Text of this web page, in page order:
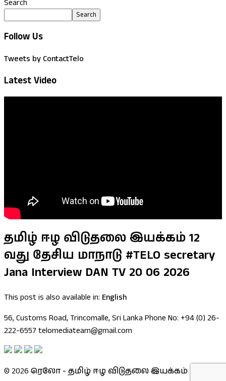
Search
Search
Follow Us
Tweets by ContactTelo
Latest Video
தமிழ் ஈழ விடுதலை இயக்கம் 12
வது தேசிய மாநாடு #TELO secretary
Jana Interview DAN TV 20 06 2026
This post is also available in: English
56, Customs Road, Trincomalle, Sri Lanka Phone No: +94 (0) 26-
222-6557 telomediateam@gmail.com
© 2026 ரெலோ - தமிழ் ஈழ விடுதலை இயக்கம்